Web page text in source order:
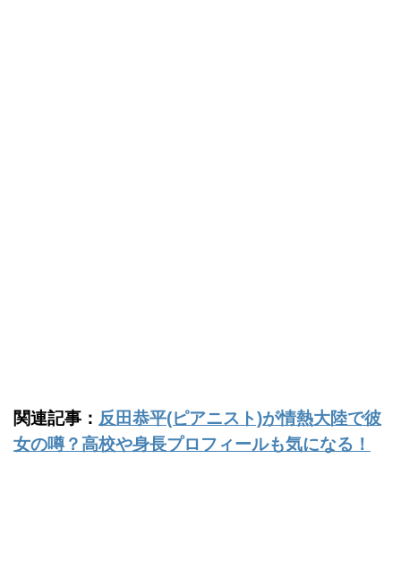
関連記事： 反田恭平(ピアニスト)が情熱大陸で彼
女の噂？高校や身長プロフィールも気になる！